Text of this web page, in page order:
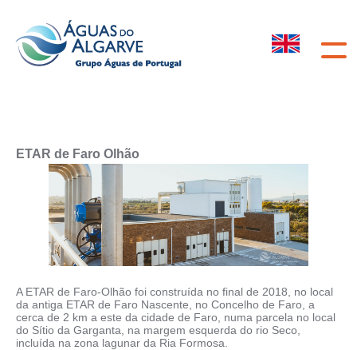
ETAR de Faro Olhão
A ETAR de Faro-Olhão foi construída no final de 2018, no local
da antiga ETAR de Faro Nascente, no Concelho de Faro, a
cerca de 2 km a este da cidade de Faro, numa parcela no local
do Sítio da Garganta, na margem esquerda do rio Seco,
incluída na zona lagunar da Ria Formosa.